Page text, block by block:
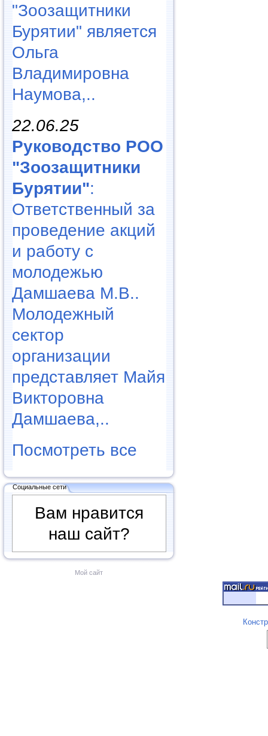
"Зоозащитники
Бурятии" является
Ольга
Владимировна
Наумова,..
22.06.25
Руководство РОО
"Зоозащитники
Бурятии":
Ответственный за
проведение акций
и работу с
молодежью
Дамшаева М.В..
Молодежный
сектор
организации
представляет Майя
Викторовна
Дамшаева,..
Посмотреть все
Социальные сети
Вам нравится
наш сайт?
Мой сайт